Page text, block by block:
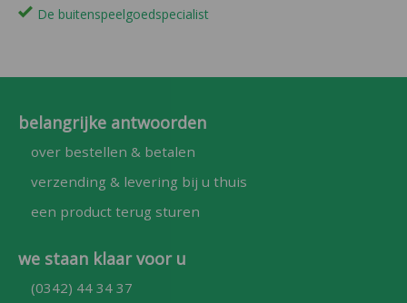
De buitenspeelgoedspecialist
belangrijke antwoorden
over bestellen & betalen
verzending & levering bij u thuis
een product terug sturen
we staan klaar voor u
(0342) 44 34 37